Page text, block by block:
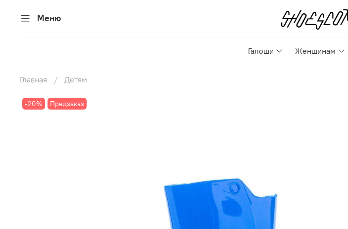
Меню
Галоши Женщинам
Главная Детям
-20% Предзаказ